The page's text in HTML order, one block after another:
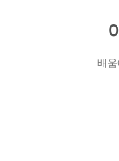
배